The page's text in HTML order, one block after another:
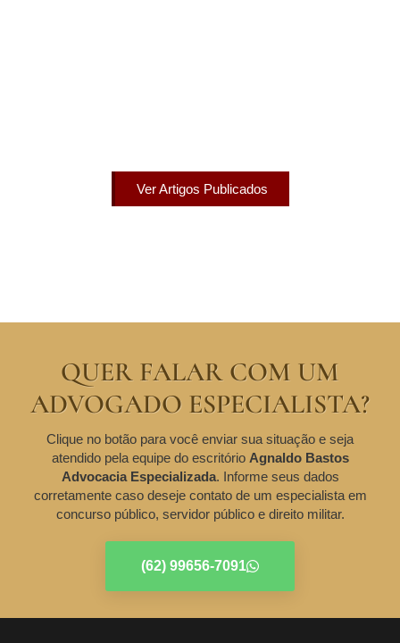
Ver Artigos Publicados
QUER FALAR COM UM
ADVOGADO ESPECIALISTA?
Clique no botão para você enviar sua situação e seja
atendido pela equipe do escritório Agnaldo Bastos
Advocacia Especializada. Informe seus dados
corretamente caso deseje contato de um especialista em
concurso público, servidor público e direito militar.
(62) 99656-7091